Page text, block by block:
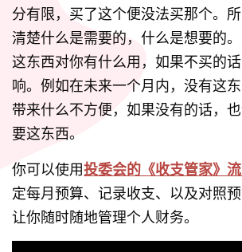
分有限，买了这个便没法买那个。
清楚什么是需要的，什么是想要的
这东西对你有什么用，如果不买的
响。例如在未来一个月内，没有这
带来什么不方便，如果没有的话，
要这东西。
你可以使用投委会的《收支管家》
定每月预算、记录收支、以及对照预
让你随时随地管理个人财务。